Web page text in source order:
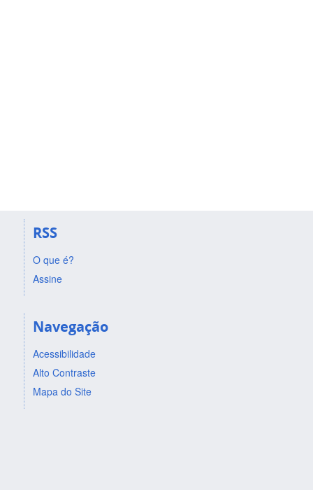
RSS
O que é?
Assine
Navegação
Acessibilidade
Alto Contraste
Mapa do Site